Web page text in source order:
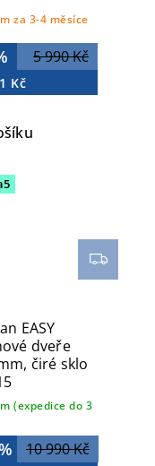
za 3-4 měsíce
5 990 Kč
Kč
EASY
dveře
čiré sklo
(expedice do 3
10 990 Kč